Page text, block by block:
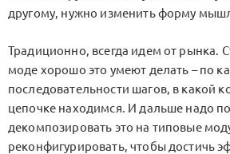
другому, нужно изменить форму
Традиционно, всегда идем от рынка.
моде хорошо это умеют делать – по
последовательности шагов, в какой
цепочке находимся. И дальше надо
декомпозировать это на типовые
реконфигурировать, чтобы достичь